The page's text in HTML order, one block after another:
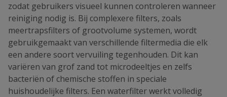
zodat gebruikers visueel kunnen controleren wanneer
reiniging nodig is. Bij complexere filters, zoals
meertrapsfilters of grootvolume systemen, wordt
gebruikgemaakt van verschillende filtermedia die elk
een andere soort vervuiling tegenhouden. Dit kan
variëren van grof zand tot microdeeltjes en zelfs
bacteriën of chemische stoffen in speciale
huishoudelijke filters. Een waterfilter werkt volledig